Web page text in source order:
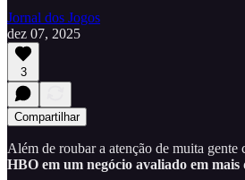
Jornal dos Jogos
dez 07, 2025
3
Compartilhar
Além de roubar a atenção de muita
HBO em um negócio avaliado em mais